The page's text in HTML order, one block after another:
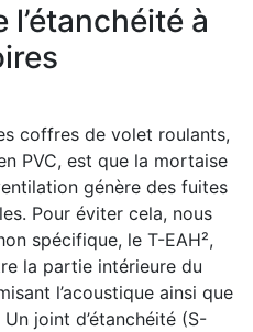
à
coffres de volet roulants,
PVC, est que la mortaise
génère des fuites
Pour éviter cela, nous
spécifique, le T-EAH²,
la partie intérieure du
l’acoustique ainsi que
joint d’étanchéité (S-